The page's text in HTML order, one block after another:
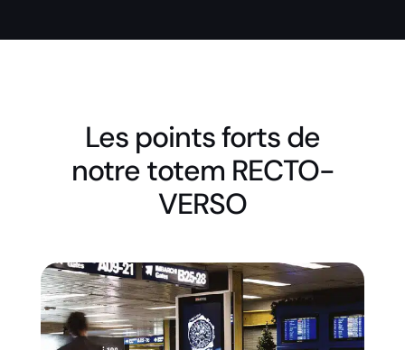
Les points forts de
notre totem RECTO-
VERSO